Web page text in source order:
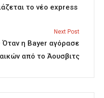
το νέο express
Next Post
Όταν η Bayer αγόρασε
από το Άουσβιτς